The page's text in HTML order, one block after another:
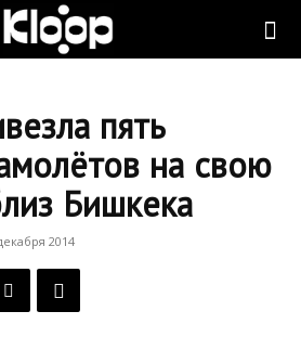
пять
на свою
Бишкека
2014